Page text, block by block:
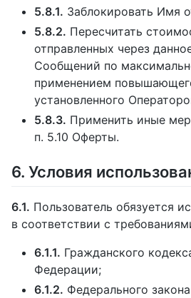
5.8.1. Заблокировать Имя
5.8.2. Пересчитать
отправленных через
Сообщений по
применением
установленного
5.8.3. Применить иные
п. 5.10 Оферты.
6. Условия
6.1. Пользователь обязуется
в соответствии с
6.1.1. Гражданского
Федерации;
6.1.2. Федерального